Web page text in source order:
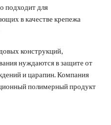
подходит для
в качестве крепежа
конструкций,
нуждаются в защите от
и царапин. Компания
полимерный продукт